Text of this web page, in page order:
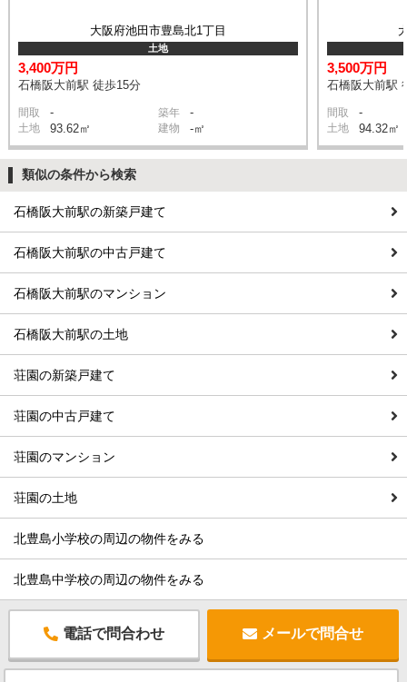
大阪府池田市豊島北1丁目
土地
3,400万円
石橋阪大前駅 徒歩15分
間取 - 築年 -
土地 93.62㎡ 建物 -㎡
3,500万円
石橋阪大前駅
間取 -
土地 94.32㎡
類似の条件から検索
石橋阪大前駅の新築戸建て
石橋阪大前駅の中古戸建て
石橋阪大前駅のマンション
石橋阪大前駅の土地
荘園の新築戸建て
荘園の中古戸建て
荘園のマンション
荘園の土地
北豊島小学校の周辺の物件をみる
北豊島中学校の周辺の物件をみる
電話で問合わせ メールで問合せ